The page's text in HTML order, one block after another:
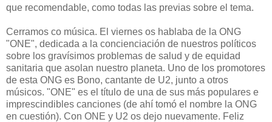
que recomendable, como todas las previas sobre el tema.
Cerramos co música. El viernes os hablaba de la ONG
"ONE", dedicada a la concienciación de nuestros políticos
sobre los gravísimos problemas de salud y de equidad
sanitaria que asolan nuestro planeta. Uno de los promotores
de esta ONG es Bono, cantante de U2, junto a otros
músicos. "ONE" es el título de una de sus más populares e
imprescindibles canciones (de ahí tomó el nombre la ONG
en cuestión). Con ONE y U2 os dejo nuevamente. Feliz